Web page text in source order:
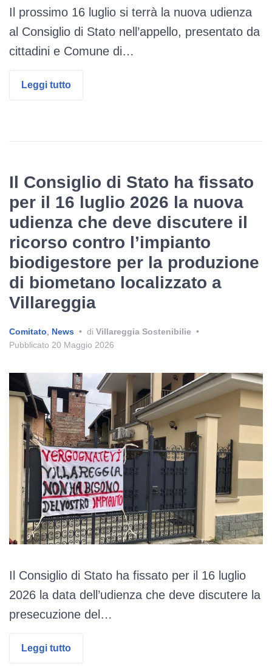
Il prossimo 16 luglio si terrà la nuova udienza
al Consiglio di Stato nell’appello, presentato da
cittadini e Comune di…
Leggi tutto
Il Consiglio di Stato ha fissato
per il 16 luglio 2026 la nuova
udienza che deve discutere il
ricorso contro l’impianto
biodigestore per la produzione
di biometano localizzato a
Villareggia
Comitato News • di Villareggia Sostenibilie •
Pubblicato 20 Maggio 2026
Il Consiglio di Stato ha fissato per il 16 luglio
2026 la data dell’udienza che deve discutere la
presecuzione del…
Leggi tutto